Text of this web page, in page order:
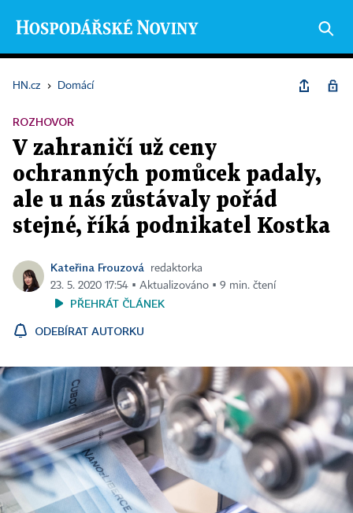
HN.cz › Domácí
ROZHOVOR
V zahraničí už ceny
ochranných pomůcek padaly,
ale u nás zůstávaly pořád
stejné, říká podnikatel Kostka
Kateřina Frouzová
redaktorka
23. 5. 2020 17:54 ▪ Aktualizováno ▪ 9 min. čtení
PŘEHRÁT ČLÁNEK
ODEBÍRAT AUTORKU